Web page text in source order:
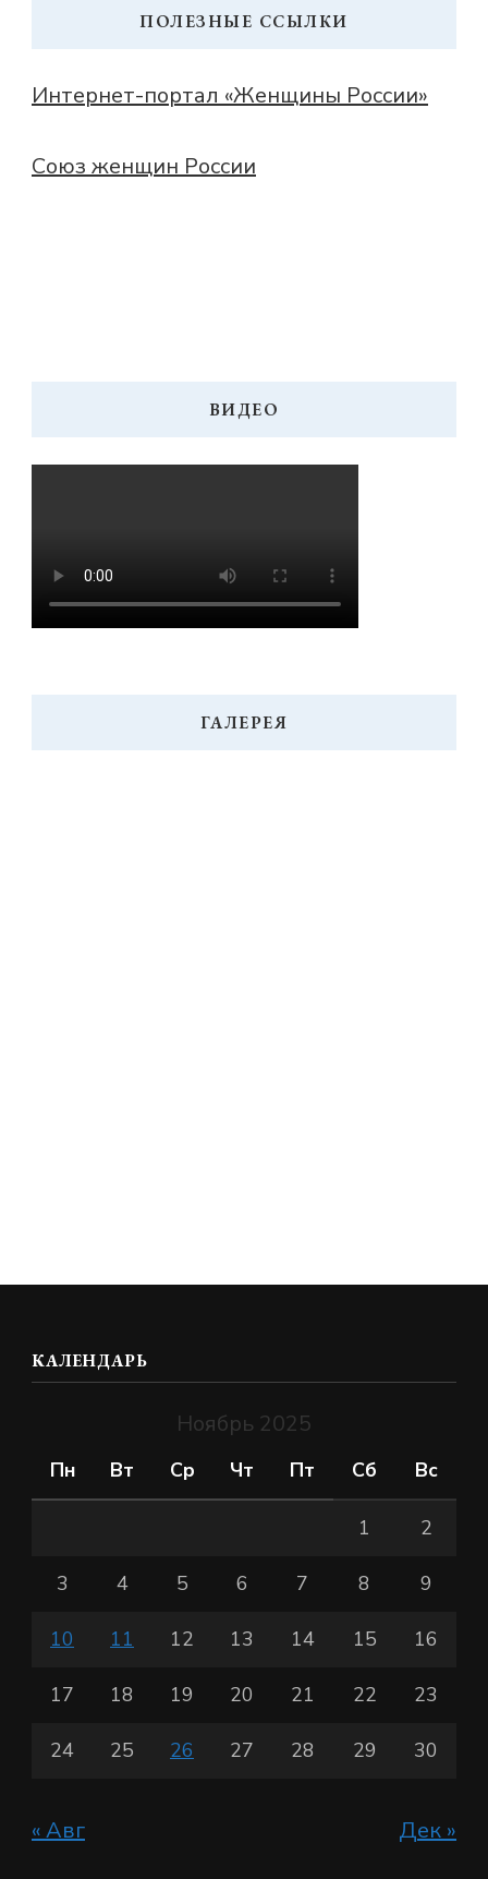
ПОЛЕЗНЫЕ ССЫЛКИ
Интернет-портал «Женщины России»
Союз женщин России
ВИДЕО
ГАЛЕРЕЯ
КАЛЕНДАРЬ
Ноябрь 2025
Пн Вт Ср Чт Пт Сб Вс
1 2
3 4 5 6 7 8 9
10 11 12 13 14 15 16
17 18 19 20 21 22 23
24 25 26 27 28 29 30
« Авг Дек »